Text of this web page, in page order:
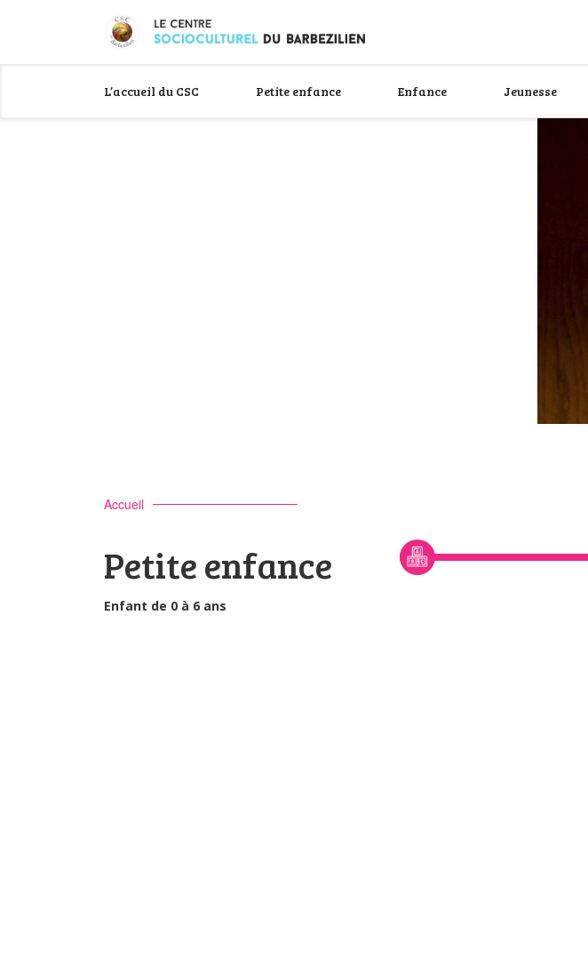
L’accueil du CSC Petite enfance Enfance Jeunesse
Accueil
Petite enfance
Enfant de 0 à 6 ans